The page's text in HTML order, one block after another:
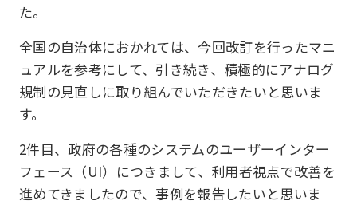
た。
全国の自治体におかれては、今回改訂を行ったマニ
ュアルを参考にして、引き続き、積極的にアナログ
規制の見直しに取り組んでいただきたいと思いま
す。
2件目、政府の各種のシステムのユーザーインター
フェース（UI）につきまして、利用者視点で改善を
進めてきましたので、事例を報告したいと思いま